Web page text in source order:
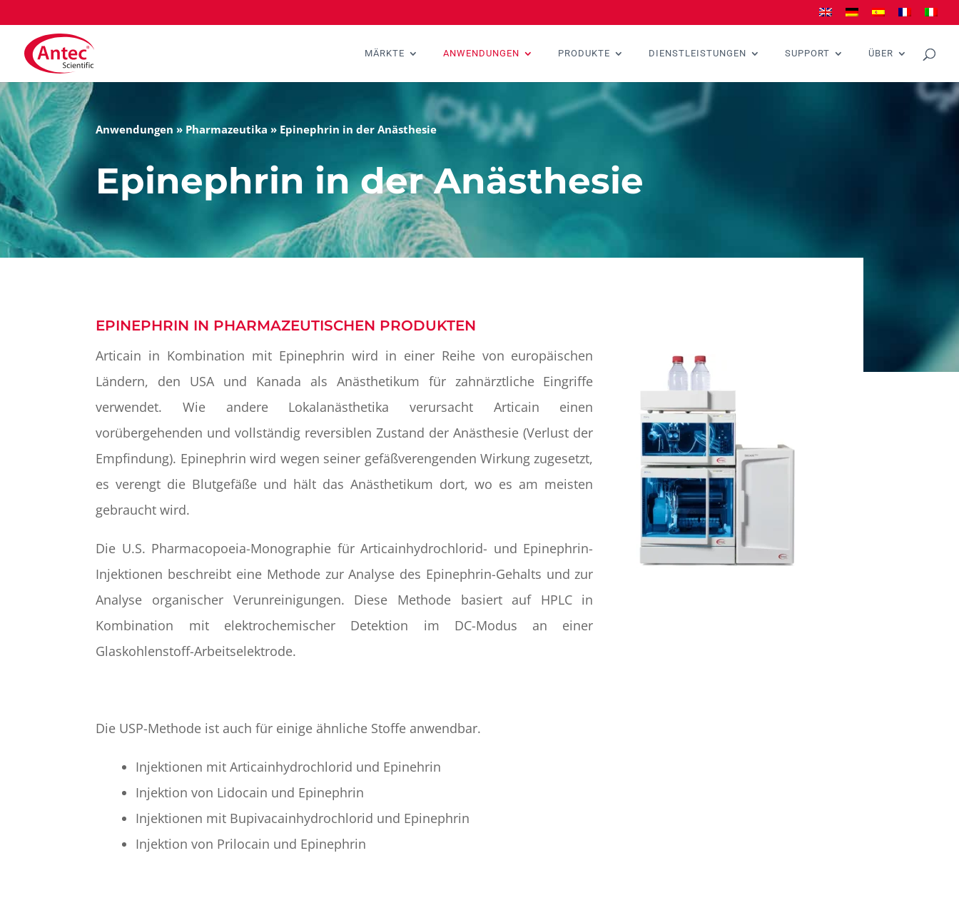
MÄRKTE ANWENDUNGEN PRODUKTE DIENSTLEISTUNGEN SUPPORT ÜBER
Anwendungen » Pharmazeutika » Epinephrin in der Anästhesie
Epinephrin in der Anästhesie
EPINEPHRIN IN PHARMAZEUTISCHEN PRODUKTEN
Articain in Kombination mit Epinephrin wird in einer Reihe von europäischen
Ländern, den USA und Kanada als Anästhetikum für zahnärztliche Eingriffe
verwendet. Wie andere Lokalanästhetika verursacht Articain einen
vorübergehenden und vollständig reversiblen Zustand der Anästhesie (Verlust der
Empfindung). Epinephrin wird wegen seiner gefäßverengenden Wirkung zugesetzt,
es verengt die Blutgefäße und hält das Anästhetikum dort, wo es am meisten
gebraucht wird.
Die U.S. Pharmacopoeia-Monographie für Articainhydrochlorid- und Epinephrin-
Injektionen beschreibt eine Methode zur Analyse des Epinephrin-Gehalts und zur
Analyse organischer Verunreinigungen. Diese Methode basiert auf HPLC in
Kombination mit elektrochemischer Detektion im DC-Modus an einer
Glaskohlenstoff-Arbeitselektrode.
Die USP-Methode ist auch für einige ähnliche Stoffe anwendbar.
Injektionen mit Articainhydrochlorid und Epinehrin
Injektion von Lidocain und Epinephrin
Injektionen mit Bupivacainhydrochlorid und Epinephrin
Injektion von Prilocain und Epinephrin